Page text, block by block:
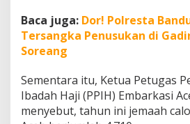
Baca juga: Dor! Polresta
Tersangka Penusukan di
Soreang
Sementara itu, Ketua Petugas
Ibadah Haji (PPIH) Embarkasi
menyebut, tahun ini jemaah